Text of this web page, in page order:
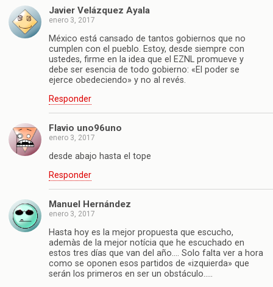
Javier Velázquez Ayala
enero 3, 2017
México está cansado de tantos gobiernos que no
cumplen con el pueblo. Estoy, desde siempre con
ustedes, firme en la idea que el EZNL promueve y
debe ser esencia de todo gobierno: «El poder se
ejerce obedeciendo» y no al revés.
Responder
Flavio uno96uno
enero 3, 2017
desde abajo hasta el tope
Responder
Manuel Hernández
enero 3, 2017
Hasta hoy es la mejor propuesta que escucho,
ademàs de la mejor notícia que he escuchado en
estos tres días que van del año…. Solo falta ver a hora
como se oponen esos partidos de «izquierda» que
serán los primeros en ser un obstáculo…..